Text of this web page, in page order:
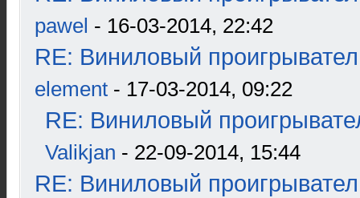
pawel - 16-03-2014, 22:42
RE: Виниловый
element - 17-03-2014, 09:22
RE: Виниловый
Valikjan - 22-09-2014, 15:44
RE: Виниловый